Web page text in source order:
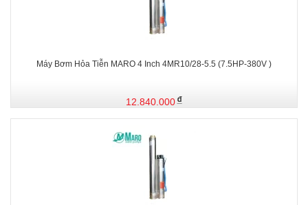
Máy Bơm Hỏa Tiễn MARO 4 Inch 4MR10/28-5.5 (7.5HP-380V )
12.840.000